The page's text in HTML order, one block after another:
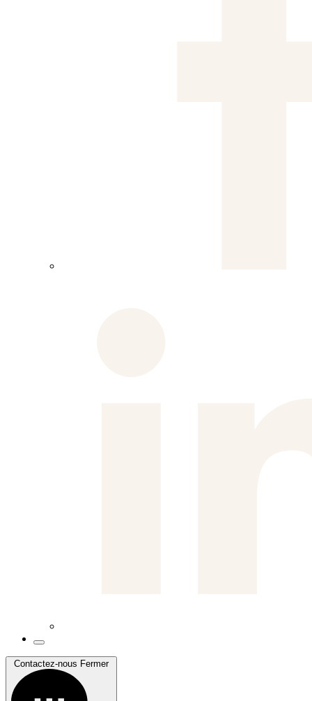
Contactez-nous Fermer